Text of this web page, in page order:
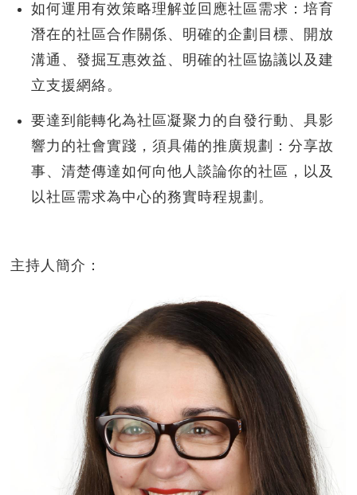
如何運用有效策略理解並回應社區需求：培育
潛在的社區合作關係、明確的企劃目標、開放
溝通、發掘互惠效益、明確的社區協議以及建
立支援網絡。
要達到能轉化為社區凝聚力的自發行動、具影
響力的社會實踐，須具備的推廣規劃：分享故
事、清楚傳達如何向他人談論你的社區，以及
以社區需求為中心的務實時程規劃。
主持人簡介：